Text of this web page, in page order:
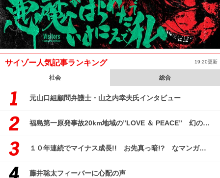
サイゾー人気記事ランキング 19:20更新
社会 総合
元山口組顧問弁護士・山之内幸夫氏インタビュー
福島第一原発事故20km地域の”LOVE ＆ PEACE” 幻のコミューン「獏原人村」の現在
１０年連続でマイナス成長!! お先真っ暗!? なマンガ産業研究
藤井聡太フィーバーに心配の声